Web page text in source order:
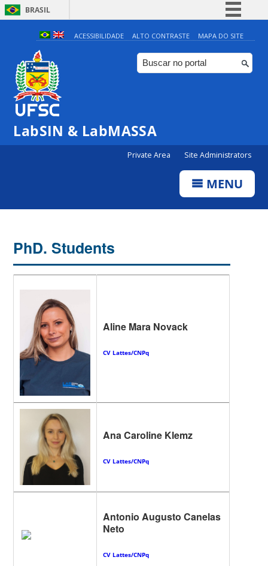
BRASIL
Simplifique!
Comunica BR
Participe
ACESSIBILIDADE ALTO CONTRASTE MAPA DO SITE
LabSIN & LabMASSA
Private Area Site Administrators
MENU
PhD. Students
Aline Mara Novack
CV Lattes/CNPq
Ana Caroline Klemz
CV Lattes/CNPq
Antonio Augusto Canelas
Neto
CV Lattes/CNPq